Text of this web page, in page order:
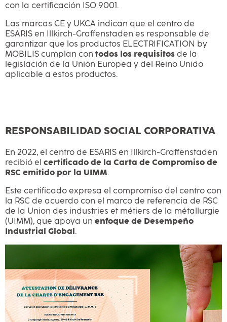
con la certificación ISO 9001.
Las marcas CE y UKCA indican que el centro de
ESARIS en Illkirch-Graffenstaden es responsable de
garantizar que los productos ELECTRIFICATION by
MOBILIS cumplan con todos los requisitos de la
legislación de la Unión Europea y del Reino Unido
aplicable a estos productos.
RESPONSABILIDAD SOCIAL CORPORATIVA
En 2022, el centro de ESARIS en Illkirch-Graffenstaden
recibió el certificado de la Carta de Compromiso de
RSC emitido por la UIMM.
Este certificado expresa el compromiso del centro con
la RSC de acuerdo con el marco de referencia de RSC
de la Union des industries et métiers de la métallurgie
(UIMM), que apoya un enfoque de Desempeño
Industrial Global .